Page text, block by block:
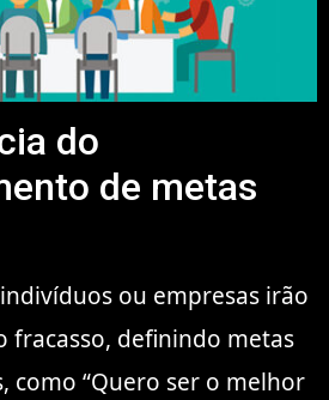
do
de metas
ou empresas irão
fracasso, definindo metas
como “Quero ser o melhor